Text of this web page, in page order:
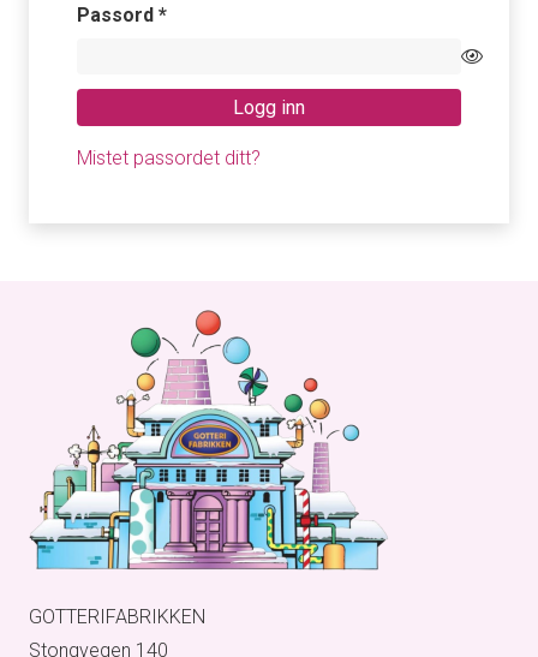
Passord *Påkrevd
Logg inn
Mistet passordet ditt?
GOTTERIFABRIKKEN
Stongvegen 140